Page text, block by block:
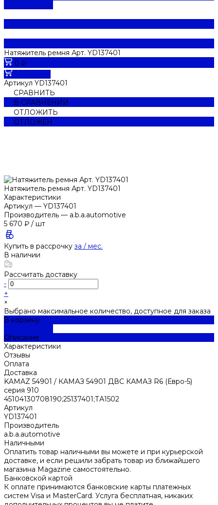
Натяжитель ремня Арт. YD137401
0 ₽
Артикул YD137401
СРАВНИТЬ
В СРАВНЕНИИ
ОТЛОЖИТЬ
ОТЛОЖЕН
Натяжитель ремня Арт. YD137401
Характеристики
Артикул — YD137401
Производитель — a.b.a.automotive
5 670 ₽ / шт
Купить в рассрочку за / мес.
В наличии
Рассчитать доставку
-
+
×
Выбрано максимальное количество, доступное для заказа
В корзину
Описание
Характеристики
Отзывы
Оплата
Доставка
KAMAZ 54901 / КАМАЗ 54901 ДВС КАМАЗ R6 (Евро-5)
серия 910
45104130708190;25137401;ТА1502
Артикул
YD137401
Производитель
a.b.a.automotive
Наличными
Оплатить товар наличными вы можете и при курьерской
доставке, и если решили забрать товар из ближайшего
магазина Magazine самоcтоятельно.
Банковской картой
К оплате принимаются банковские карты платежных
систем Visa и MasterCard. Услуга бесплатная, никаких